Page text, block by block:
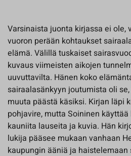
Varsinaista juonta kirjassa ei ole,
vuoron perään kohtaukset
elämä. Välillä tuskaiset
kuvaus viimeisten aikojen
uuvuttavilta. Hänen koko
sairaalasänkyyn joutumista oli
muuta päästä käsiksi. Kirjan läpi
pohjavire, mutta Soininen
kauniita lauseita ja kuvia. Hän
lukija pääsee mukaan vanhaan
kaupungin ääniä ja